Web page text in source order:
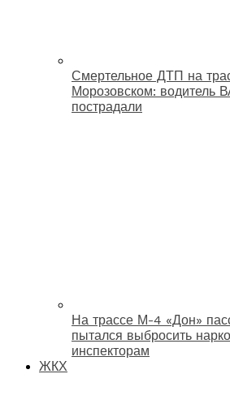
Смертельное ДТП на
Морозовском: водитель
пострадали
На трассе М-4 «Дон»
пытался выбросить
инспекторам
ЖКХ